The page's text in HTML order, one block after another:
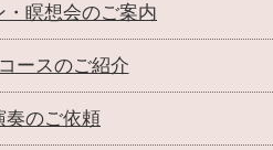
・瞑想会のご案内
ースのご紹介
奏のご依頼